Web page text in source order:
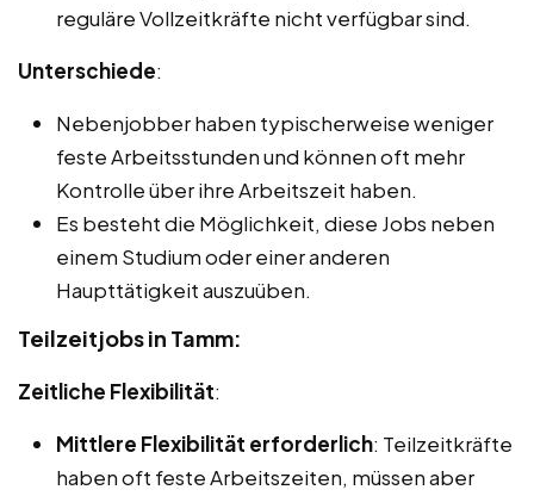
reguläre Vollzeitkräfte nicht verfügbar sind.
Unterschiede:
Nebenjobber haben typischerweise weniger
feste Arbeitsstunden und können oft mehr
Kontrolle über ihre Arbeitszeit haben.
Es besteht die Möglichkeit, diese Jobs neben
einem Studium oder einer anderen
Haupttätigkeit auszuüben.
Teilzeitjobs in Tamm:
Zeitliche Flexibilität:
Mittlere Flexibilität erforderlich: Teilzeitkräfte
haben oft feste Arbeitszeiten, müssen aber